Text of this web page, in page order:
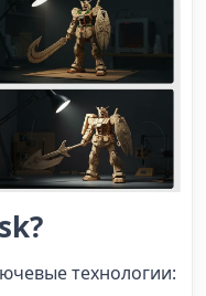
технологии: